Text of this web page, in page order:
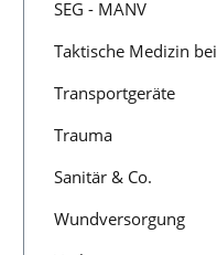
SEG - MANV
Taktische Medizin
Transportgeräte
Trauma
Sanitär & Co.
Wundversorgung